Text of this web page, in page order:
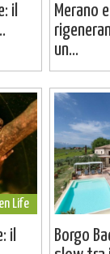
il
Merano
un...
Life
il
Borgo